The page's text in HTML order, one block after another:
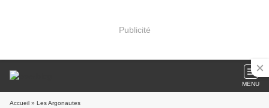
Publicité
MENU
Accueil » Les Argonautes